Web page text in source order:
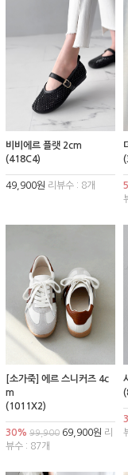
비비에르 플랫 2cm
(418C4)
49,900원 리뷰수 : 8개
[소가죽] 에르 스니커즈 4c
m
(1011X2)
30% 99,900 69,900원 리
뷰수 : 87개